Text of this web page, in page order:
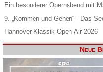
Ein besonderer Opernabend mit
9. „Kommen und Gehen“ - Das
Hannover Klassik Open-Air 2026
Neue